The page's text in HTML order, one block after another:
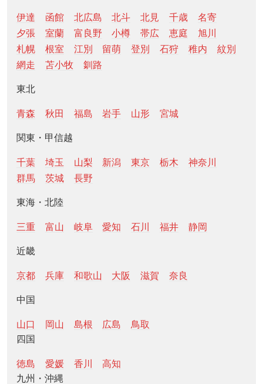
伊達 函館 北広島 北斗 北見 千歳
名寄
夕張
室蘭 富良野 小樽 帯広 恵庭
旭川
札幌
根室 江別 留萌 登別 石狩 稚内
紋別
網走
苫小牧 釧路
東北
青森 秋田 福島 岩手 山形 宮城
関東・甲信越
千葉 埼玉 山梨 新潟 東京 栃木
神奈川
群馬
茨城 長野
東海・北陸
三重 富山 岐阜 愛知 石川 福井 静岡
近畿
京都 兵庫 和歌山 大阪 滋賀 奈良
中国
山口 岡山 島根 広島
鳥取
四国
徳島 愛媛 香川
高知
九州・沖縄